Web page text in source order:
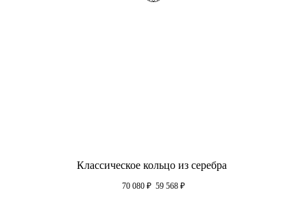
Классическое кольцо из серебра
70 080 ₽ 59 568 ₽